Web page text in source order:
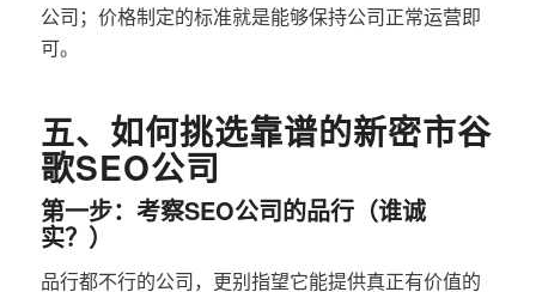
公司；价格制定的标准就是能够保持公司正常运营即
可。
五、如何挑选靠谱的新密市谷
歌SEO公司
第一步：考察SEO公司的品行（谁诚
实？）
品行都不行的公司，更别指望它能提供真正有价值的